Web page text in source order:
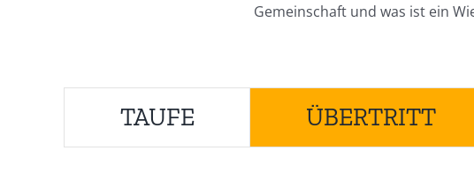
Gemeinschaft und was ist ein
TAUFE ÜBERTRITT